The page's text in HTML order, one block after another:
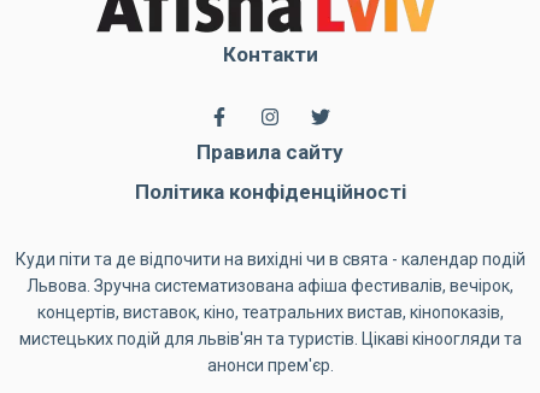
Контакти
Правила сайту
Політика конфіденційності
Куди піти та де відпочити на вихідні чи в свята - календар подій
Львова. Зручна систематизована афіша фестивалів, вечірок,
концертів, виставок, кіно, театральних вистав, кінопоказів,
мистецьких подій для львів'ян та туристів. Цікаві кіноогляди та
анонси прем'єр.